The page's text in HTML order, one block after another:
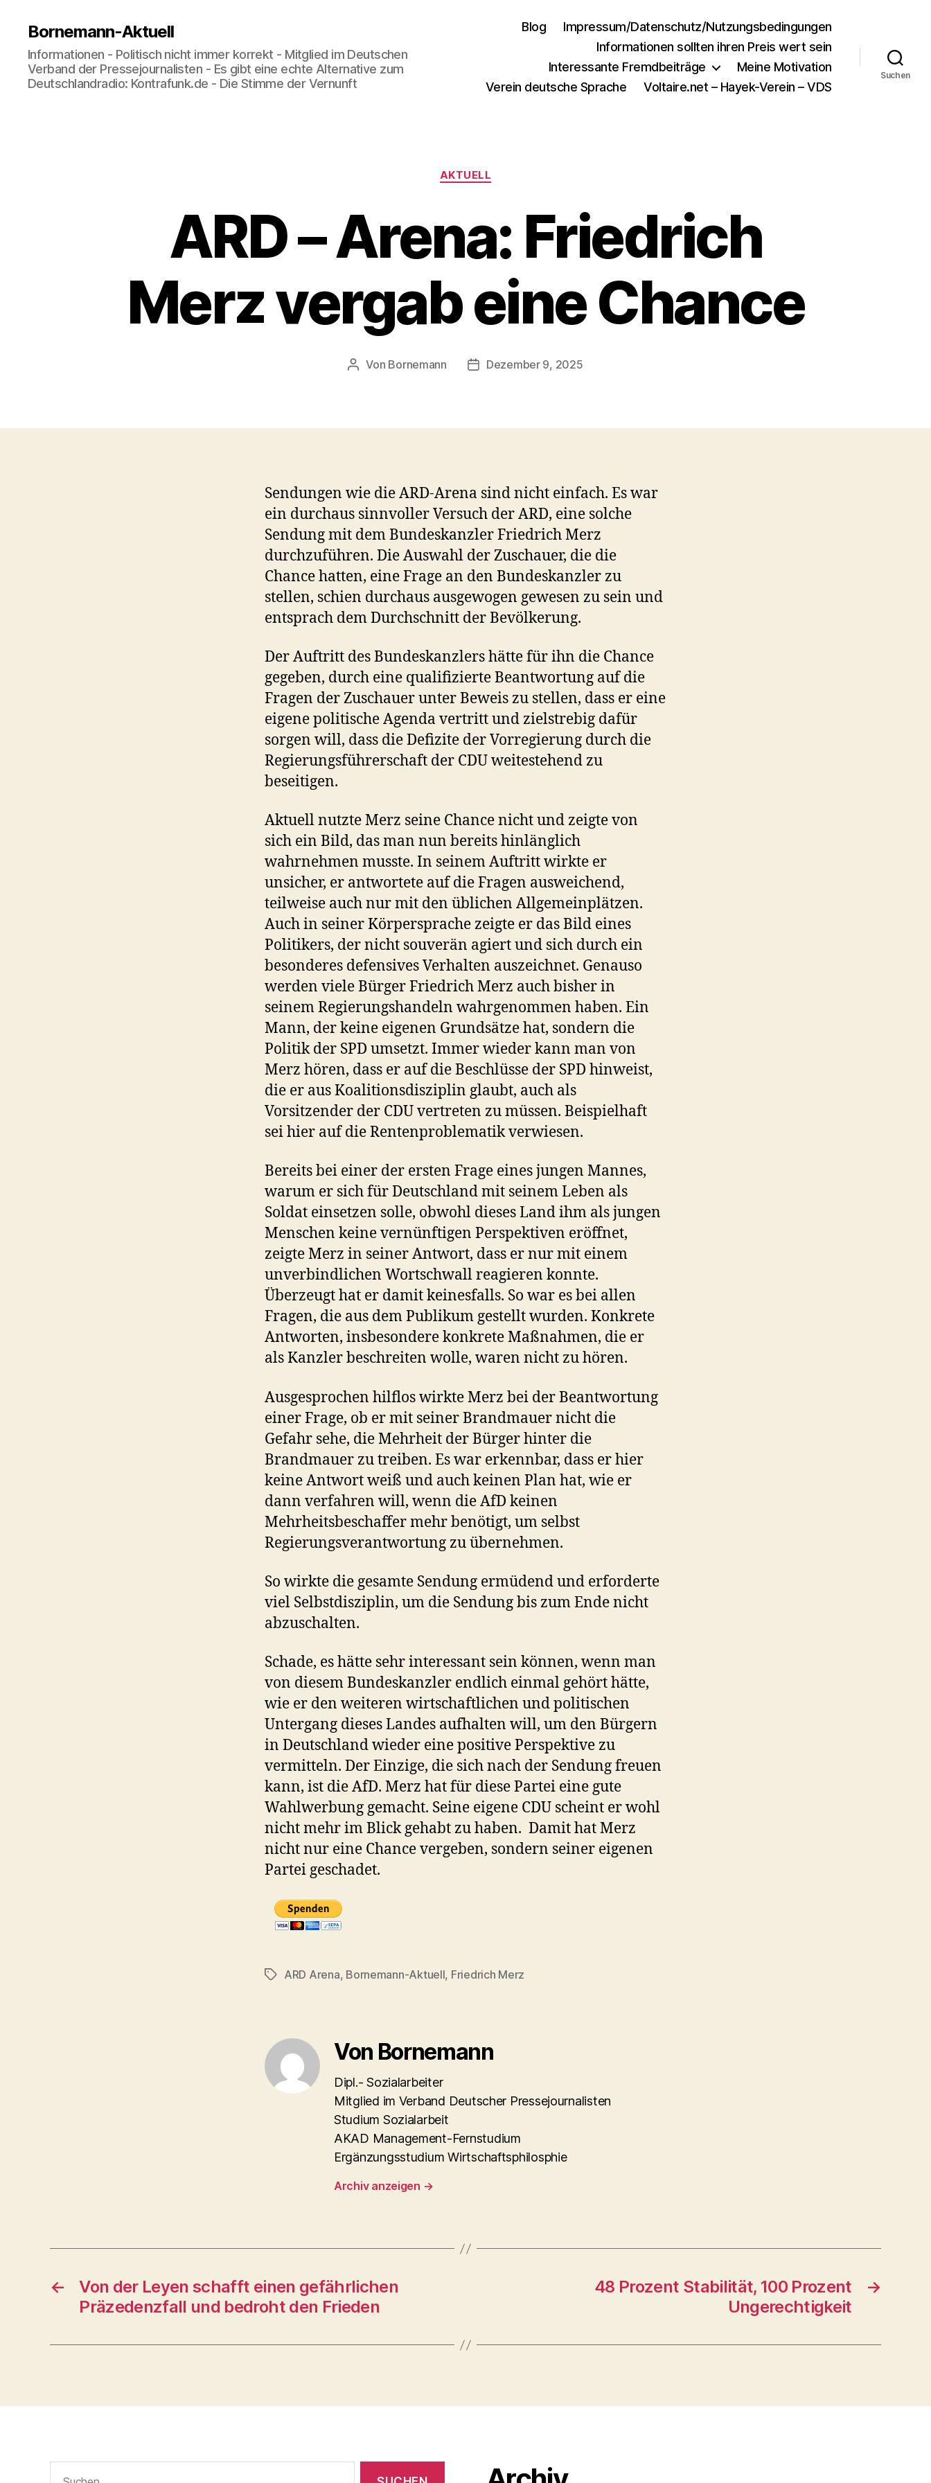
Bornemann-Aktuell
Informationen - Politisch nicht immer korrekt - Mitglied im Deutschen
Verband der Pressejournalisten - Es gibt eine echte Alternative zum
Deutschlandradio: Kontrafunk.de - Die Stimme der Vernunft
Blog
Impressum/Datenschutz/Nutzungsbedingungen
Informationen sollten ihren Preis wert sein
Interessante Fremdbeiträge
Meine Motivation
Verein deutsche Sprache
Voltaire.net – Hayek-Verein – VDS
Suchen
Kategorien
AKTUELL
ARD – Arena: Friedrich
Merz vergab eine Chance
Beitragsautor
Von Bornemann Veröffentlichungsdatum
Dezember 9, 2025
Sendungen wie die ARD-Arena sind nicht einfach. Es war
ein durchaus sinnvoller Versuch der ARD, eine solche
Sendung mit dem Bundeskanzler Friedrich Merz
durchzuführen. Die Auswahl der Zuschauer, die die
Chance hatten, eine Frage an den Bundeskanzler zu
stellen, schien durchaus ausgewogen gewesen zu sein und
entsprach dem Durchschnitt der Bevölkerung.
Der Auftritt des Bundeskanzlers hätte für ihn die Chance
gegeben, durch eine qualifizierte Beantwortung auf die
Fragen der Zuschauer unter Beweis zu stellen, dass er eine
eigene politische Agenda vertritt und zielstrebig dafür
sorgen will, dass die Defizite der Vorregierung durch die
Regierungsführerschaft der CDU weitestehend zu
beseitigen.
Aktuell nutzte Merz seine Chance nicht und zeigte von
sich ein Bild, das man nun bereits hinlänglich
wahrnehmen musste. In seinem Auftritt wirkte er
unsicher, er antwortete auf die Fragen ausweichend,
teilweise auch nur mit den üblichen Allgemeinplätzen.
Auch in seiner Körpersprache zeigte er das Bild eines
Politikers, der nicht souverän agiert und sich durch ein
besonderes defensives Verhalten auszeichnet. Genauso
werden viele Bürger Friedrich Merz auch bisher in
seinem Regierungshandeln wahrgenommen haben. Ein
Mann, der keine eigenen Grundsätze hat, sondern die
Politik der SPD umsetzt. Immer wieder kann man von
Merz hören, dass er auf die Beschlüsse der SPD hinweist,
die er aus Koalitionsdisziplin glaubt, auch als
Vorsitzender der CDU vertreten zu müssen. Beispielhaft
sei hier auf die Rentenproblematik verwiesen.
Bereits bei einer der ersten Frage eines jungen Mannes,
warum er sich für Deutschland mit seinem Leben als
Soldat einsetzen solle, obwohl dieses Land ihm als jungen
Menschen keine vernünftigen Perspektiven eröffnet,
zeigte Merz in seiner Antwort, dass er nur mit einem
unverbindlichen Wortschwall reagieren konnte.
Überzeugt hat er damit keinesfalls. So war es bei allen
Fragen, die aus dem Publikum gestellt wurden. Konkrete
Antworten, insbesondere konkrete Maßnahmen, die er
als Kanzler beschreiten wolle, waren nicht zu hören.
Ausgesprochen hilflos wirkte Merz bei der Beantwortung
einer Frage, ob er mit seiner Brandmauer nicht die
Gefahr sehe, die Mehrheit der Bürger hinter die
Brandmauer zu treiben. Es war erkennbar, dass er hier
keine Antwort weiß und auch keinen Plan hat, wie er
dann verfahren will, wenn die AfD keinen
Mehrheitsbeschaffer mehr benötigt, um selbst
Regierungsverantwortung zu übernehmen.
So wirkte die gesamte Sendung ermüdend und erforderte
viel Selbstdisziplin, um die Sendung bis zum Ende nicht
abzuschalten.
Schade, es hätte sehr interessant sein können, wenn man
von diesem Bundeskanzler endlich einmal gehört hätte,
wie er den weiteren wirtschaftlichen und politischen
Untergang dieses Landes aufhalten will, um den Bürgern
in Deutschland wieder eine positive Perspektive zu
vermitteln. Der Einzige, die sich nach der Sendung freuen
kann, ist die AfD. Merz hat für diese Partei eine gute
Wahlwerbung gemacht. Seine eigene CDU scheint er wohl
nicht mehr im Blick gehabt zu haben. Damit hat Merz
nicht nur eine Chance vergeben, sondern seiner eigenen
Partei geschadet.
Schlagwörter
ARD Arena, Bornemann-Aktuell, Friedrich Merz
Von Bornemann
Dipl.- Sozialarbeiter
Mitglied im Verband Deutscher Pressejournalisten
Studium Sozialarbeit
AKAD Management-Fernstudium
Ergänzungsstudium Wirtschaftsphilosphie
Archiv anzeigen →
←
Von der Leyen schafft einen gefährlichen
Präzedenzfall und bedroht den Frieden
→
48 Prozent Stabilität, 100 Prozent
Ungerechtigkeit